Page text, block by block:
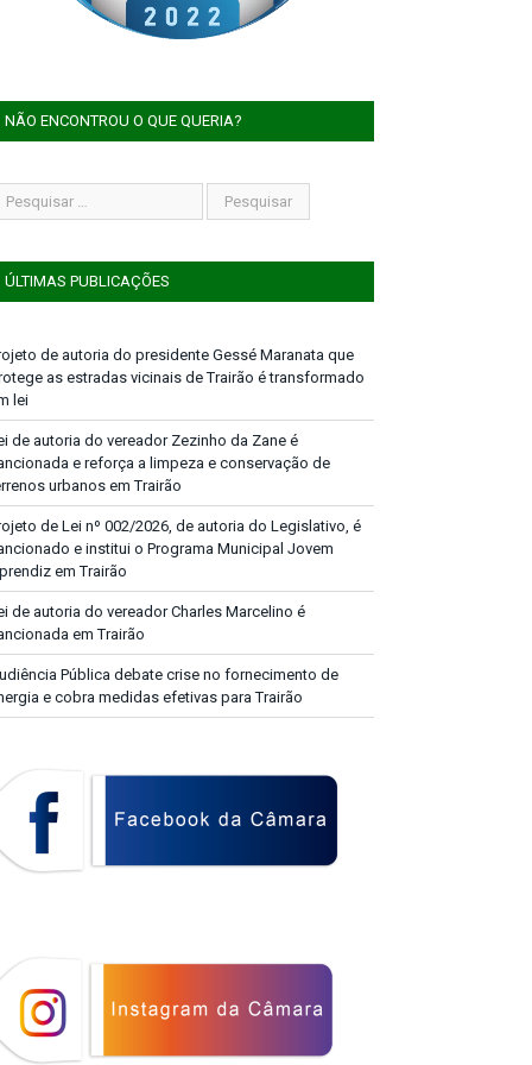
NÃO ENCONTROU O QUE QUERIA?
ÚLTIMAS PUBLICAÇÕES
de autoria do presidente Gessé Maranata que
as estradas vicinais de Trairão é transformado
lei
de autoria do vereador Zezinho da Zane é
e reforça a limpeza e conservação de
urbanos em Trairão
de Lei nº 002/2026, de autoria do Legislativo, é
e institui o Programa Municipal Jovem
em Trairão
de autoria do vereador Charles Marcelino é
em Trairão
Pública debate crise no fornecimento de
e cobra medidas efetivas para Trairão